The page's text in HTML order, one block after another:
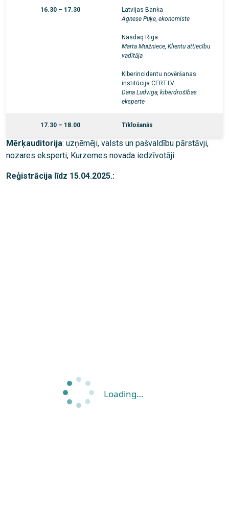
16.30 – 17.30
Latvijas Banka
Agnese Puķe, ekonomiste
Nasdaq Riga
Marta Muižniece, Klientu attiecību
vadītāja
Kiberincidentu novēršanas
institūcija CERT.LV
Dana Ludviga, kiberdrošības
eksperte
17.30 – 18.00 Tīklošanās
Mērķauditorija: uzņēmēji, valsts un pašvaldību pārstāvji,
nozares eksperti, Kurzemes novada iedzīvotāji.
Reģistrācija līdz 15.04.2025.: